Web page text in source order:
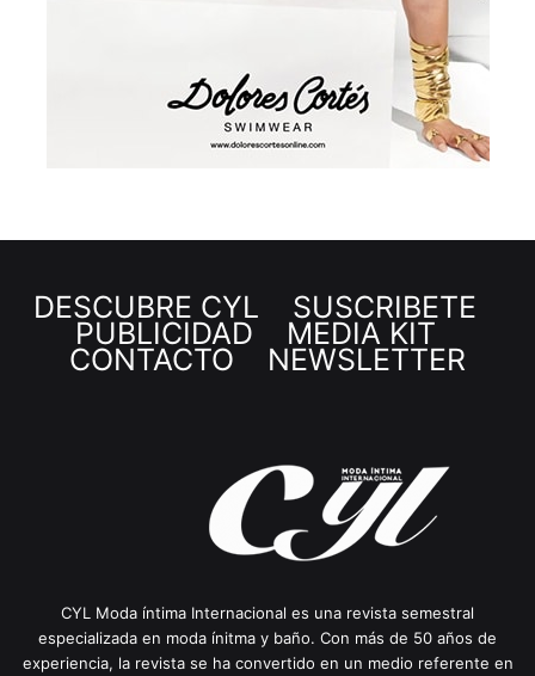
DESCUBRE CYL SUSCRÍBETE
PUBLICIDAD MEDIA KIT
CONTACTO NEWSLETTER
CYL Moda íntima Internacional es una revista semestral
especializada en moda ínitma y baño. Con más de 50 años de
experiencia, la revista se ha convertido en un medio referente en